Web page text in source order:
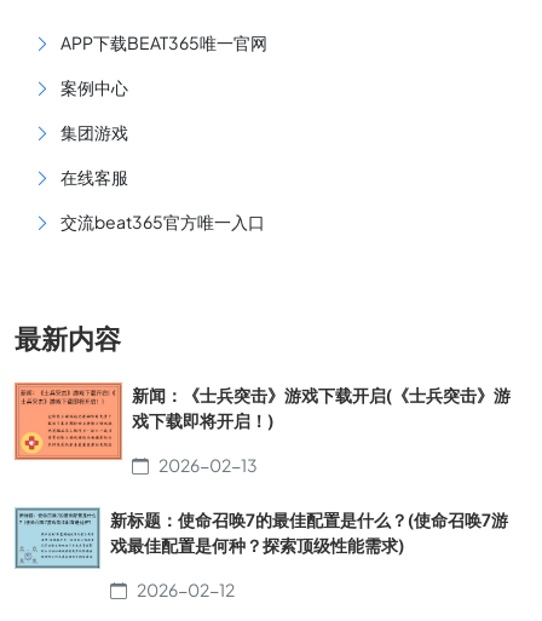
APP下载BEAT365唯一官网
案例中心
集团游戏
在线客服
交流beat365官方唯一入口
最新内容
新闻：《士兵突击》游戏下载开启(《士兵突击》游
戏下载即将开启！)
2026-02-13
新标题：使命召唤7的最佳配置是什么？(使命召唤7游
戏最佳配置是何种？探索顶级性能需求)
2026-02-12